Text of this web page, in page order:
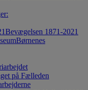
Bevægelsen 1871-2021
Børnenes
på Fælleden